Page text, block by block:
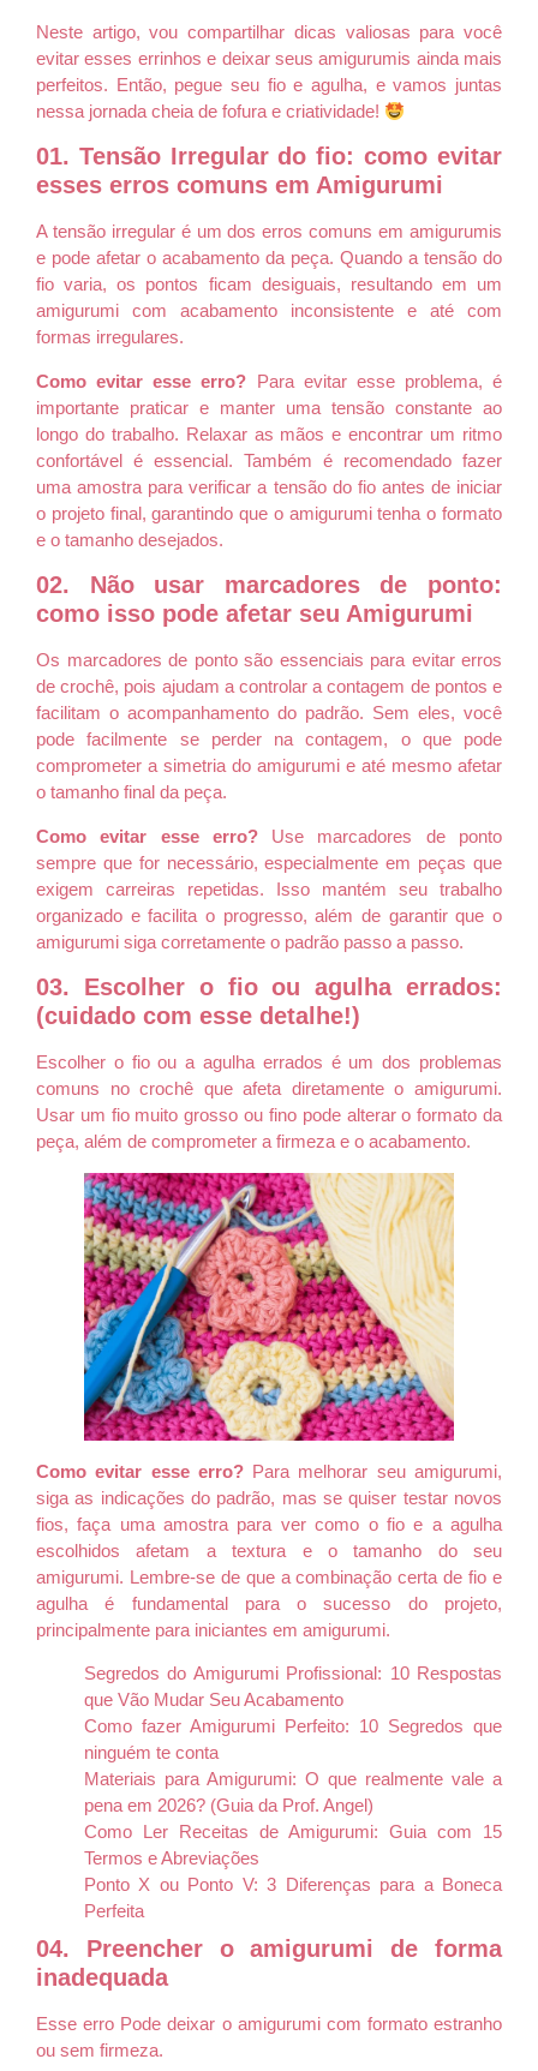
Neste artigo, vou compartilhar dicas valiosas para você
evitar esses errinhos e deixar seus amigurumis ainda mais
perfeitos. Então, pegue seu fio e agulha, e vamos juntas
nessa jornada cheia de fofura e criatividade!
01. Tensão Irregular do fio: como evitar
esses erros comuns em Amigurumi
A tensão irregular é um dos erros comuns em amigurumis
e pode afetar o acabamento da peça. Quando a tensão do
fio varia, os pontos ficam desiguais, resultando em um
amigurumi com acabamento inconsistente e até com
formas irregulares.
Como evitar esse erro? Para evitar esse problema, é
importante praticar e manter uma tensão constante ao
longo do trabalho. Relaxar as mãos e encontrar um ritmo
confortável é essencial. Também é recomendado fazer
uma amostra para verificar a tensão do fio antes de iniciar
o projeto final, garantindo que o amigurumi tenha o formato
e o tamanho desejados.
02. Não usar marcadores de ponto:
como isso pode afetar seu Amigurumi
Os marcadores de ponto são essenciais para evitar erros
de crochê, pois ajudam a controlar a contagem de pontos e
facilitam o acompanhamento do padrão. Sem eles, você
pode facilmente se perder na contagem, o que pode
comprometer a simetria do amigurumi e até mesmo afetar
o tamanho final da peça.
Como evitar esse erro?Use marcadores de ponto
sempre que for necessário, especialmente em peças que
exigem carreiras repetidas. Isso mantém seu trabalho
organizado e facilita o progresso, além de garantir que o
amigurumi siga corretamente o padrão passo a passo.
03. Escolher o fio ou agulha errados:
(cuidado com esse detalhe!)
Escolher o fio ou a agulha errados é um dos problemas
comuns no crochê que afeta diretamente o amigurumi.
Usar um fio muito grosso ou fino pode alterar o formato da
peça, além de comprometer a firmeza e o acabamento.
Como evitar esse erro?Para melhorar seu amigurumi,
siga as indicações do padrão, mas se quiser testar novos
fios, faça uma amostra para ver como o fio e a agulha
escolhidos afetam a textura e o tamanho do seu
amigurumi. Lembre-se de que a combinação certa de fio e
agulha é fundamental para o sucesso do projeto,
principalmente para iniciantes em amigurumi.
Segredos do Amigurumi Profissional: 10 Respostas
que Vão Mudar Seu Acabamento
Como fazer Amigurumi Perfeito: 10 Segredos que
ninguém te conta
Materiais para Amigurumi: O que realmente vale a
pena em 2026? (Guia da Prof. Angel)
Como Ler Receitas de Amigurumi: Guia com 15
Termos e Abreviações
Ponto X ou Ponto V: 3 Diferenças para a Boneca
Perfeita
04. Preencher o amigurumi de forma
inadequada
Esse erro Pode deixar o amigurumi com formato estranho
ou sem firmeza.